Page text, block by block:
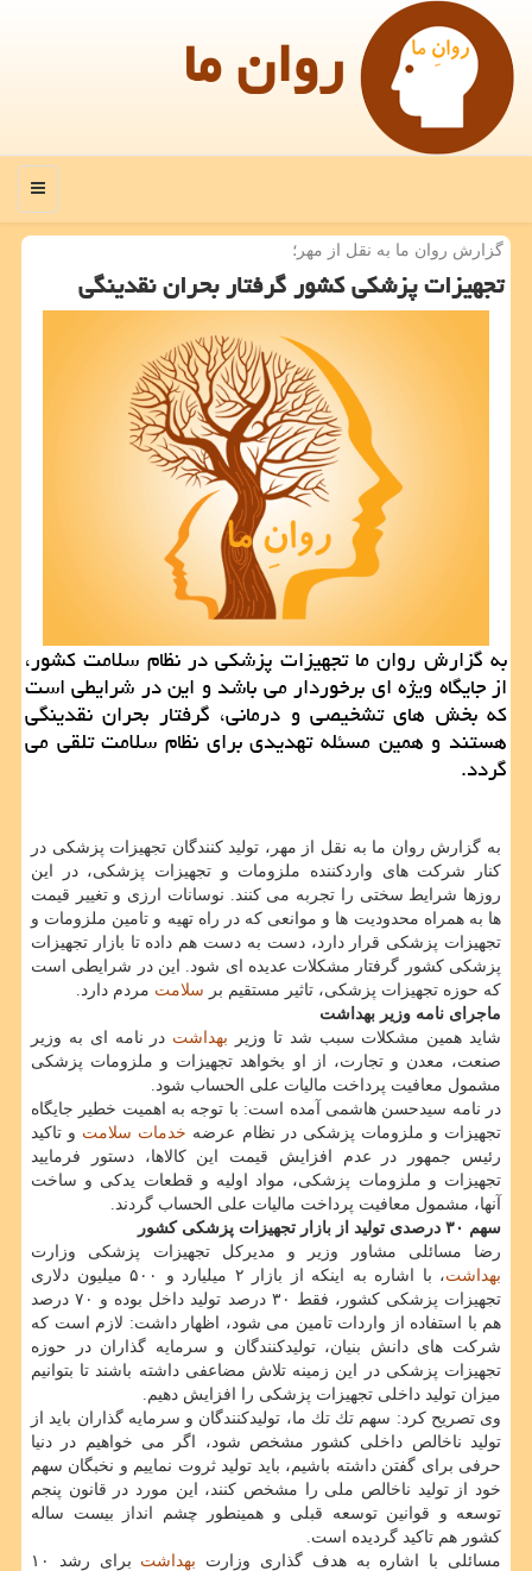
روان ما
منو
گزارش روان ما به نقل از مهر؛
تجهیزات پزشكی كشور گرفتار بحران نقدینگی
به گزارش روان ما تجهیزات پزشكی در نظام سلامت كشور،
از جایگاه ویژه ای برخوردار می باشد و این در شرایطی است
كه بخش های تشخیصی و درمانی، گرفتار بحران نقدینگی
هستند و همین مسئله تهدیدی برای نظام سلامت تلقی می
گردد.
به گزارش روان ما به نقل از مهر، تولید كنندگان تجهیزات پزشكی در
كنار شركت های واردكننده ملزومات و تجهیزات پزشكی، در این
روزها شرایط سختی را تجربه می كنند. نوسانات ارزی و تغییر قیمت
ها به همراه محدودیت ها و موانعی كه در راه تهیه و تامین ملزومات و
تجهیزات پزشكی قرار دارد، دست به دست هم داده تا بازار تجهیزات
پزشكی كشور گرفتار مشكلات عدیده ای شود. این در شرایطی است
كه حوزه تجهیزات پزشكی، تاثیر مستقیم بر سلامت مردم دارد.
ماجرای نامه وزیر بهداشت
شاید همین مشكلات سبب شد تا وزیر بهداشت در نامه ای به وزیر
صنعت، معدن و تجارت، از او بخواهد تجهیزات و ملزومات پزشكی
مشمول معافیت پرداخت مالیات علی الحساب شود.
در نامه سیدحسن هاشمی آمده است: با توجه به اهمیت خطیر جایگاه
تجهیزات و ملزومات پزشكی در نظام عرضه خدمات سلامت و تاكید
رئیس جمهور در عدم افزایش قیمت این كالاها، دستور فرمایید
تجهیزات و ملزومات پزشكی، مواد اولیه و قطعات یدكی و ساخت
آنها، مشمول معافیت پرداخت مالیات علی الحساب گردند.
سهم ۳۰ درصدی تولید از بازار تجهیزات پزشكی كشور
رضا مسائلی مشاور وزیر و مدیركل تجهیزات پزشكی وزارت
بهداشت
، با اشاره به اینكه از بازار ۲ میلیارد و ۵۰۰ میلیون دلاری
تجهیزات پزشكی كشور، فقط ۳۰ درصد تولید داخل بوده و ۷۰ درصد
هم با استفاده از واردات تامین می شود، اظهار داشت: لازم است كه
شركت های دانش بنیان، تولیدكنندگان و سرمایه گذاران در حوزه
تجهیزات پزشكی در این زمینه تلاش مضاعفی داشته باشند تا بتوانیم
میزان تولید داخلی تجهیزات پزشكی را افزایش دهیم.
وی تصریح كرد: سهم تك تك ما، تولیدكنندگان و سرمایه گذاران باید از
تولید ناخالص داخلی كشور مشخص شود، اگر می خواهیم در دنیا
حرفی برای گفتن داشته باشیم، باید تولید ثروت نماییم و نخبگان سهم
خود از تولید ناخالص ملی را مشخص كنند، این مورد در قانون پنجم
توسعه و قوانین توسعه قبلی و همینطور چشم انداز بیست ساله
كشور هم تاكید گردیده است.
مسائلی با اشاره به هدف گذاری وزارت بهداشت
برای رشد ۱۰